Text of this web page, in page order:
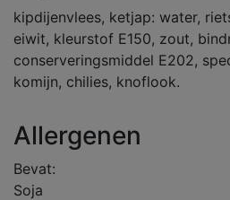
kipdijenvlees, ketjap: water,
eiwit, kleurstof E150, zout,
conserveringsmiddel E202,
komijn, chilies, knoflook.
Allergenen
Bevat:
Soja